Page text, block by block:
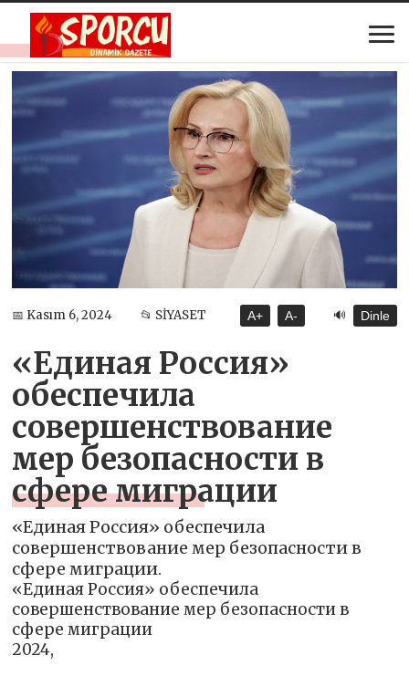
📅 Kasım 6, 2024 📂 SİYASET A+ A- 🔊 Dinle
«Единая Россия»
обеспечила
совершенствование
мер безопасности в
сфере миграции
«Единая Россия» обеспечила
совершенствование мер безопасности в
сфере миграции.
«Единая Россия» обеспечила
совершенствование мер безопасности в
сфере миграции
2024,